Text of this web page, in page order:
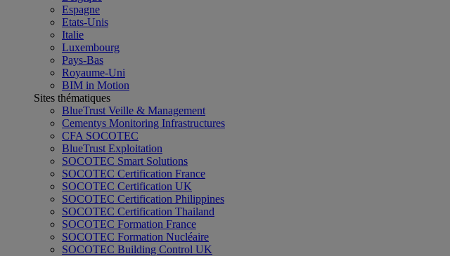
Espagne
Etats-Unis
Italie
Luxembourg
Pays-Bas
Royaume-Uni
BIM in Motion
Sites thématiques
BlueTrust Veille & Management
Cementys Monitoring Infrastructures
CFA SOCOTEC
BlueTrust Exploitation
SOCOTEC Smart Solutions
SOCOTEC Certification France
SOCOTEC Certification UK
SOCOTEC Certification Philippines
SOCOTEC Certification Thailand
SOCOTEC Formation France
SOCOTEC Formation Nucléaire
SOCOTEC Building Control UK